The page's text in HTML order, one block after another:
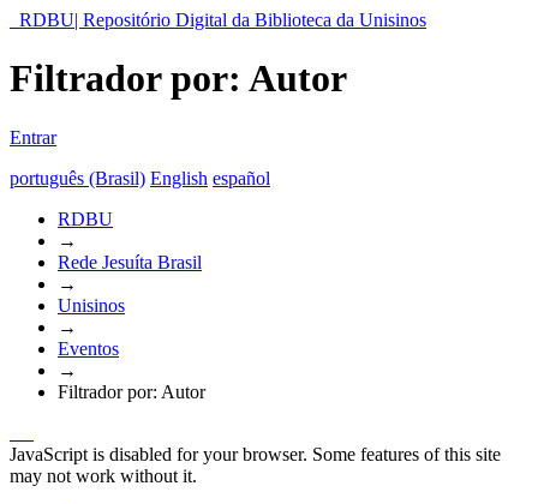
RDBU| Repositório Digital da Biblioteca da Unisinos
Filtrador por: Autor
Entrar
português (Brasil) English español
RDBU
→
Rede Jesuíta Brasil
→
Unisinos
→
Eventos
→
Filtrador por: Autor
JavaScript is disabled for your browser. Some features of this site
may not work without it.